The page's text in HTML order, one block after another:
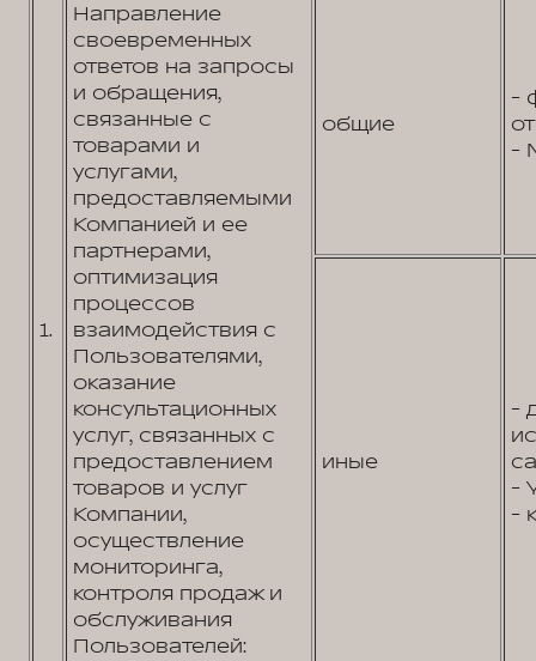
1.
Направление
своевременных
ответов на запросы
и обращения,
связанные с
товарами и
услугами,
предоставляемыми
Компанией и ее
партнерами,
оптимизация
процессов
взаимодействия с
Пользователями,
оказание
консультационных
услуг, связанных с
предоставлением
товаров и услуг
Компании,
осуществление
мониторинга,
контроля продаж и
обслуживания
Пользователей:
общие
-
-
иные
-
-
-